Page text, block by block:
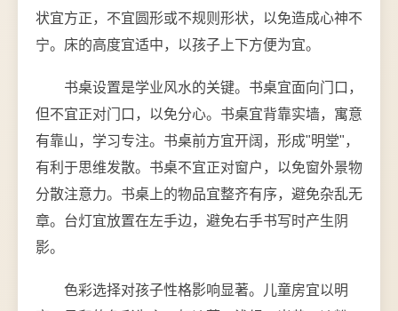
状宜方正，不宜圆形或不规则形状，以免造成心神不
宁。床的高度宜适中，以孩子上下方便为宜。
书桌设置是学业风水的关键。书桌宜面向门口，
但不宜正对门口，以免分心。书桌宜背靠实墙，寓意
有靠山，学习专注。书桌前方宜开阔，形成"明堂"，
有利于思维发散。书桌不宜正对窗户，以免窗外景物
分散注意力。书桌上的物品宜整齐有序，避免杂乱无
章。台灯宜放置在左手边，避免右手书写时产生阴
影。
色彩选择对孩子性格影响显著。儿童房宜以明